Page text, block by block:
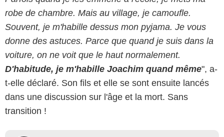
robe de chambre. Mais au village, je camoufle.
Souvent, je m'habille dessus mon pyjama. Je vous
donne des astuces. Parce que quand je suis dans la
voiture, on ne voit que le haut normalement.
D'habitude, je m'habille Joachim quand même", a-
t-elle déclaré. Son fils et elle se sont ensuite lancés
dans une discussion sur l'âge et la mort. Sans
transition !